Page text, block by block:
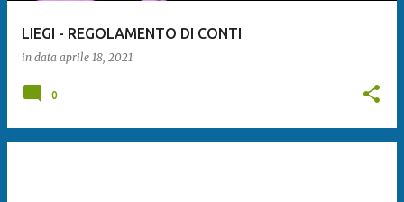
LIEGI - REGOLAMENTO DI CONTI
in data aprile 18, 2021
0